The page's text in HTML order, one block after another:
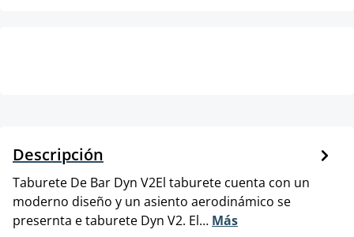
Descripción
Taburete De Bar Dyn V2El taburete cuenta con un
moderno diseño y un asiento aerodinámico se
presernta e taburete Dyn V2. El… Más